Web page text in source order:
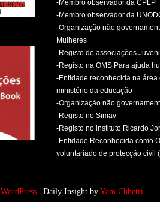
-Membro observador da CPLP
-Membro observador da
-Organização não
Mulheres
-Registo de associações
-Registo na OMS Para ajuda
-Entidade reconhecida na área
ministério da educação
-Organização não
-Registo no Simav
-Registo no instituto Ricardo
-Entidade Reconhecida como
voluntariado de protecção civil
WordPress| Daily Insight by Yam Chhetri